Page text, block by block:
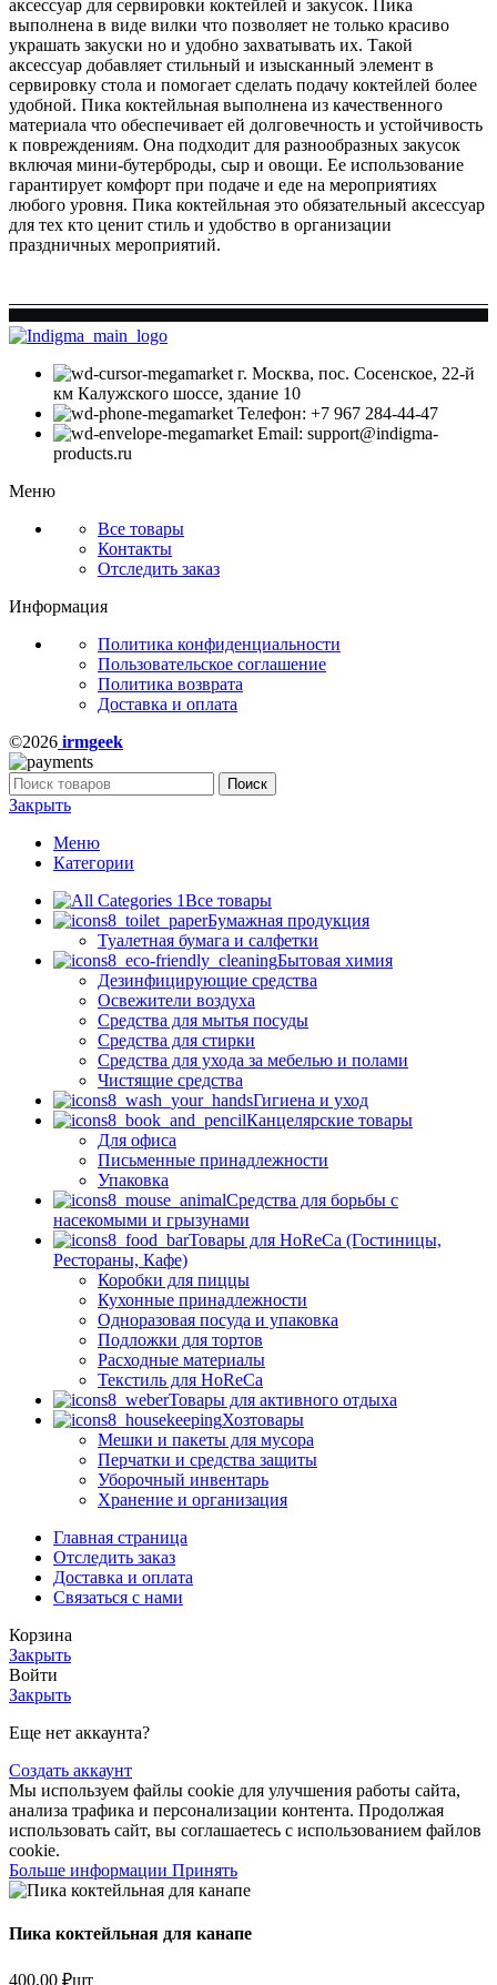
аксессуар для сервировки коктейлей и закусок. Пика
выполнена в виде вилки что позволяет не только красиво
украшать закуски но и удобно захватывать их. Такой
аксессуар добавляет стильный и изысканный элемент в
сервировку стола и помогает сделать подачу коктейлей более
удобной. Пика коктейльная выполнена из качественного
материала что обеспечивает ей долговечность и устойчивость
к повреждениям. Она подходит для разнообразных закусок
включая мини-бутерброды, сыр и овощи. Ее использование
гарантирует комфорт при подаче и еде на мероприятиях
любого уровня. Пика коктейльная это обязательный аксессуар
для тех кто ценит стиль и удобство в организации
праздничных мероприятий.
г. Москва, пос. Сосенское, 22-й
км Калужского шоссе, здание 10
Телефон: +7 967 284-44-47
Email: support@indigma-
products.ru
Меню
Все товары
Контакты
Отследить заказ
Информация
Политика конфиденциальности
Пользовательское соглашение
Политика возврата
Доставка и оплата
©2026 irmgeek
Поиск
Закрыть
Меню
Категории
Все товары
Бумажная продукция
Туалетная бумага и салфетки
Бытовая химия
Дезинфицирующие средства
Освежители воздуха
Средства для мытья посуды
Средства для стирки
Средства для ухода за мебелью и полами
Чистящие средства
Гигиена и уход
Канцелярские товары
Для офиса
Письменные принадлежности
Упаковка
Средства для борьбы с
насекомыми и грызунами
Товары для HoReCa (Гостиницы,
Рестораны, Кафе)
Коробки для пиццы
Кухонные принадлежности
Одноразовая посуда и упаковка
Подложки для тортов
Расходные материалы
Текстиль для HoReCa
Товары для активного отдыха
Хозтовары
Мешки и пакеты для мусора
Перчатки и средства защиты
Уборочный инвентарь
Хранение и организация
Главная страница
Отследить заказ
Доставка и оплата
Связаться с нами
Корзина
Закрыть
Войти
Закрыть
Еще нет аккаунта?
Создать аккаунт
Мы используем файлы cookie для улучшения работы сайта,
анализа трафика и персонализации контента. Продолжая
использовать сайт, вы соглашаетесь с использованием файлов
cookie.
Больше информации Больше
информации
Принять
Пика коктейльная для канапе
400,00 ₽шт